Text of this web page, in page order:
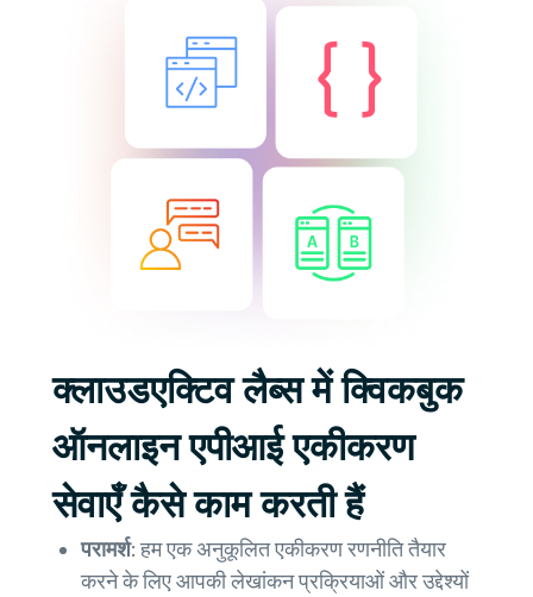
क्लाउडएक्टिव लैब्स में क्विकबुक
ऑनलाइन एपीआई एकीकरण
सेवाएँ कैसे काम करती हैं
परामर्श:हम एक अनुकूलित एकीकरण रणनीति तैयार
करने के लिए आपकी लेखांकन प्रक्रियाओं और उद्देश्यों